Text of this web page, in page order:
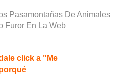
Pasamontañas De Animales
Furor En La Web
click a "Me